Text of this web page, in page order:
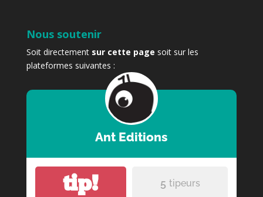
Nous soutenir
Soit directement sur cette page soit sur les
plateformes suivantes :
Ant Editions
tip! 5 tipeurs